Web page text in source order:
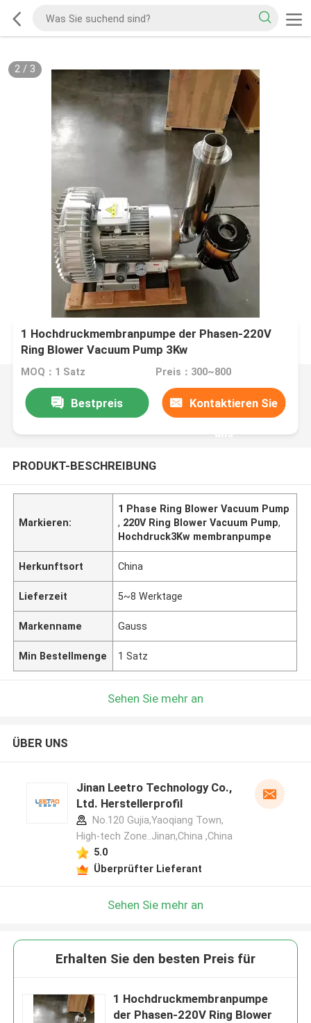
2/ 3
1 Hochdruckmembranpumpe der Phasen-220V
Ring Blower Vacuum Pump 3Kw
MOQ：1 Satz Preis：300~800
Bestpreis Kontaktieren Sie
uns
PRODUKT-BESCHREIBUNG
Markieren:
1 Phase Ring Blower Vacuum Pump
, 220V Ring Blower Vacuum Pump,
Hochdruck3Kw membranpumpe
Herkunftsort China
Lieferzeit 5~8 Werktage
Markenname Gauss
Min Bestellmenge 1 Satz
Sehen Sie mehr an
ÜBER UNS
Jinan Leetro Technology Co.,
Ltd. Herstellerprofil
No.120 Gujia,Yaoqiang Town,
High-tech Zone..Jinan,China ,China
5.0
Überprüfter Lieferant
Sehen Sie mehr an
Erhalten Sie den besten Preis für
1 Hochdruckmembranpumpe
der Phasen-220V Ring Blower